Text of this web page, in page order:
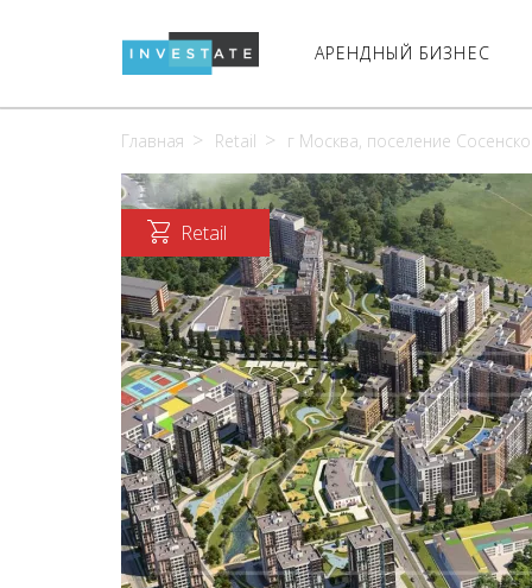
АРЕНДНЫЙ БИЗНЕС
Главная Retail г Москва, поселение
Retail